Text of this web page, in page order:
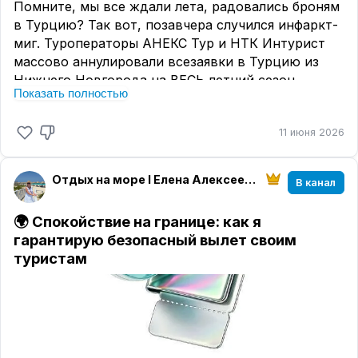
Спасибо 😉
#ОтзывТуристов
#Турция
Помните, мы все ждали лета, радовались броням
в Турцию? Так вот, позавчера случился инфаркт-
миг. Туроператоры АНЕКС Тур и НТК Интурист
массово аннулировали всезаявки в Турцию из
Нижнего Новгорода на ВЕСЬ летний сезон.
лицензию. И всё. Титаник уплыл без нас.
вдруг найдут замену? Посадят другой борт?» 😬
Чуда, увы, не случилось.
Многие туристы остались лицом к лицу с
отменённым отпуском. Кому-то пришлось
судорожно перебронироваться с вылетом из
Казани, Москвы или Самары.
А моих подопечных я просто не могла оставить
на растерзание турбулентности! 🦸‍♀️ Оперативно
перебронировала всех своих туристов у другого
оператора, буквально вытащив их отпуска из
Показать полностью
11 июня 2026
Отдых на море I Елена Алексеева I МирАмор В канал
🌍 Спокойствие на границе: как я
гарантирую безопасный вылет своим
туристам